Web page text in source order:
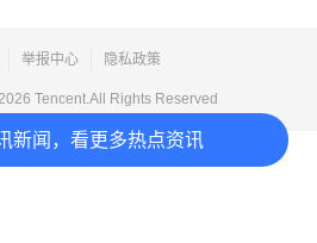
新闻，看更多热点资讯
举报中心 隐私政策
Tencent.All Rights Reserved